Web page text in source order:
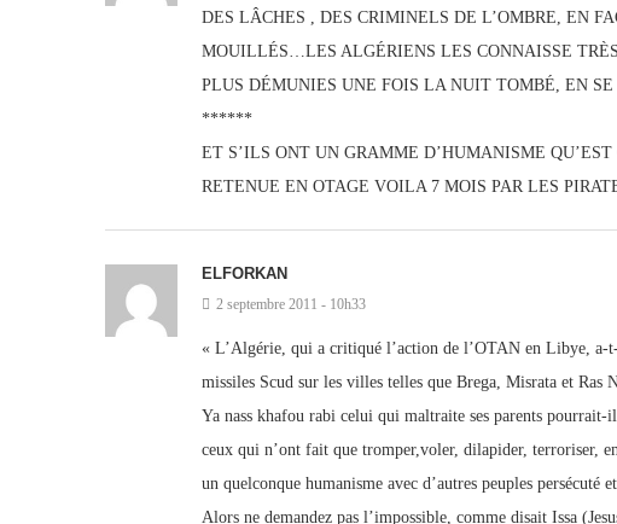
DES LÂCHES , DES CRIMINELS DE L’OMBRE, EN
MOUILLÉS…LES ALGÉRIENS LES CONNAISSE
PLUS DÉMUNIES UNE FOIS LA NUIT TOMBÉ, EN
******
ET S’ILS ONT UN GRAMME D’HUMANISME
RETENUE EN OTAGE VOILA 7 MOIS PAR LES
ELFORKAN
2 septembre 2011 - 10h33
« L’Algérie, qui a critiqué l’action de l’OTAN en Libye, a-
missiles Scud sur les villes telles que Brega, Misrata et
Ya nass khafou rabi celui qui maltraite ses parents pourrait-
ceux qui n’ont fait que tromper,voler, dilapider, terroriser,
un quelconque humanisme avec d’autres peuples persécuté
Alors ne demandez pas l’impossible, comme disait Issa